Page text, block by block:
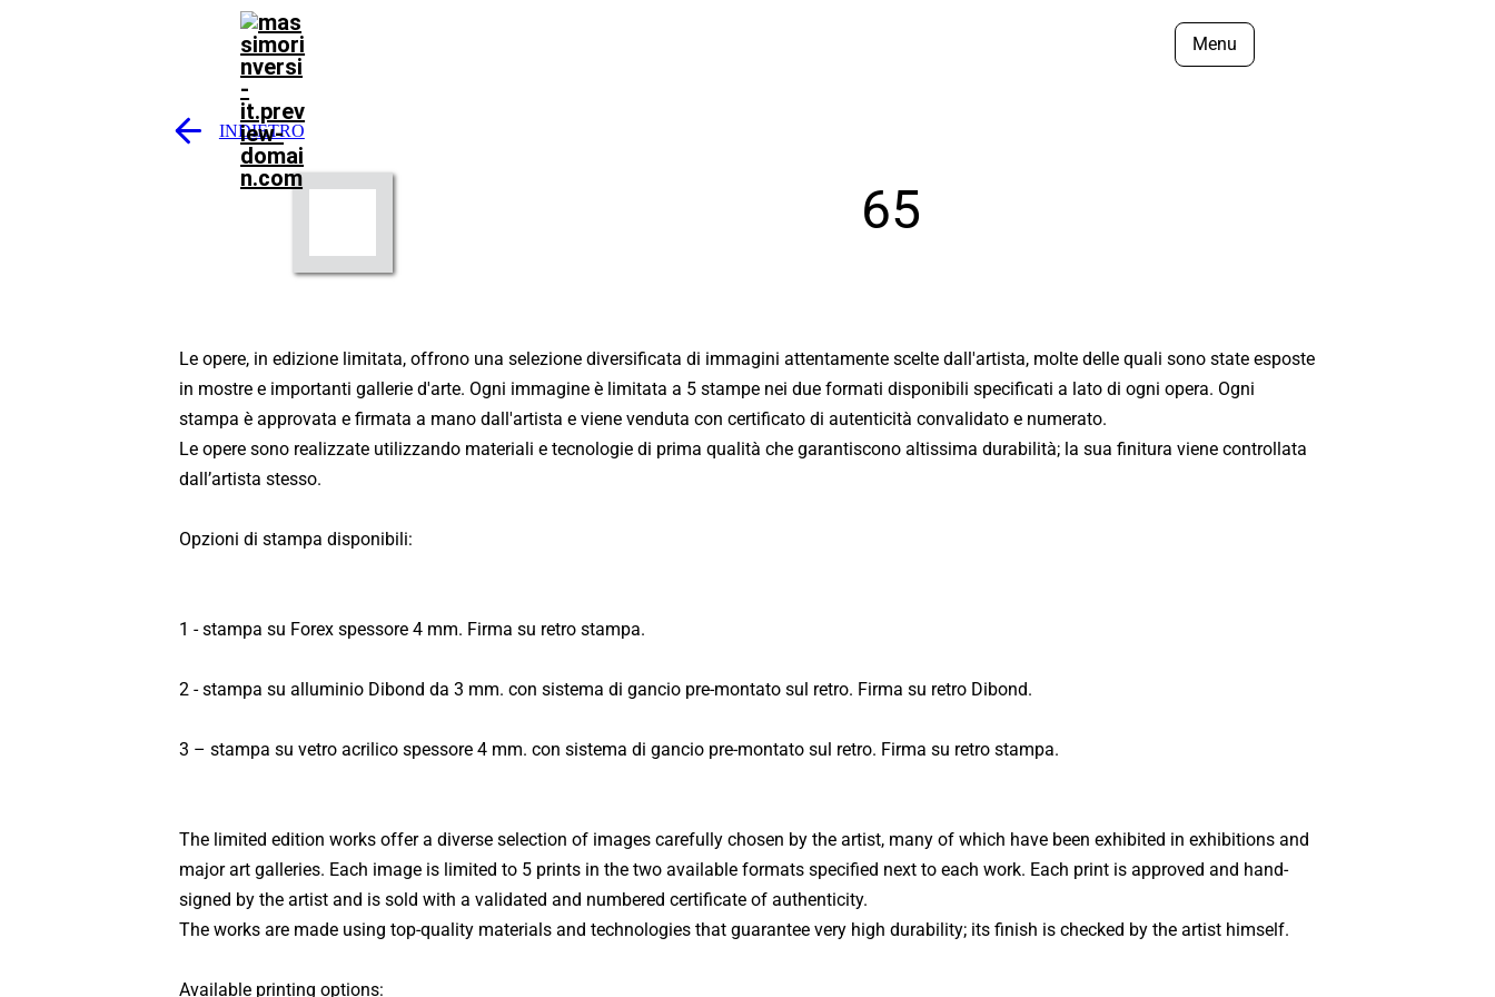
Menu
Giornali
New York - Riflessi
Fiume Gange
Mandala
Danza delle Maschere
Temporale
USA - Wisconsin - Monroe Clinic (2013)
Svizzera - Nidau (2011)
Isole Eolie - Filicudi - Mostra Personale (2010)
Sant'Oreste - Mostra Itinere (2015)
Roma - Via Margutta - Galleria Vittoria (2014)
Dibond Aluminum
INDIETRO
65
Le opere, in edizione limitata, offrono una selezione diversificata di immagini attentamente scelte dall'artista, molte delle quali sono state esposte
in mostre e importanti gallerie d'arte. Ogni immagine è limitata a 5 stampe nei due formati disponibili specificati a lato di ogni opera. Ogni
stampa è approvata e firmata a mano dall'artista e viene venduta con certificato di autenticità convalidato e numerato.
Le opere sono realizzate utilizzando materiali e tecnologie di prima qualità che garantiscono altissima durabilità; la sua finitura viene controllata
dall’artista stesso.
Opzioni di stampa disponibili:
1 - stampa su Forex spessore 4 mm. Firma su retro stampa.
2 - stampa su alluminio Dibond da 3 mm. con sistema di gancio pre-montato sul retro. Firma su retro Dibond.
3 – stampa su vetro acrilico spessore 4 mm. con sistema di gancio pre-montato sul retro. Firma su retro stampa.
The limited edition works offer a diverse selection of images carefully chosen by the artist, many of which have been exhibited in exhibitions and
major art galleries. Each image is limited to 5 prints in the two available formats specified next to each work. Each print is approved and hand-
signed by the artist and is sold with a validated and numbered certificate of authenticity.
The works are made using top-quality materials and technologies that guarantee very high durability; its finish is checked by the artist himself.
Available printing options: